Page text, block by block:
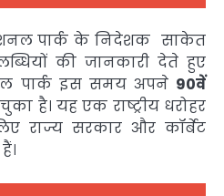
पार्क के निदेशक साकेत
की जानकारी देते हुए
पार्क इस समय अपने 90वें
है। यह एक राष्ट्रीय धरोहर
राज्य सरकार और कॉर्बेट